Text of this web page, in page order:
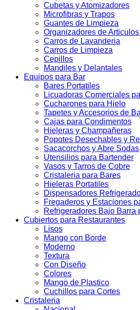
Cubetas y Atomizadores
Microfibras y Trapos
Guantes de Limpieza
Organizadores de
Carros de Lavanderia
Carros de Limpieza
Cepillos
Mandiles y Delantales
Equipos para Bar
Bares Portatiles
Licuadoras Comerciales
Cucharones para Hielo
Tapetes y Accesorios de
Cajas para Condimentos
Hieleras y Champañeras
Popotes Desechables y
Sacacorchos y Abre Sodas
Utensilios para Bartender
Vasos y Tarros de Cobre
Cristaleria para Bares
Hieleras Portatiles
Dispensadores
Fregaderos y Estaciones
Refrigeradores Bajo Barra
Cubiertos para Restaurantes
Lisos
Mango con Borde
Moderno
Textura
Con Diseño
Colores
Mango de Plastico
Cuchillos para Cortes
Cristaleria